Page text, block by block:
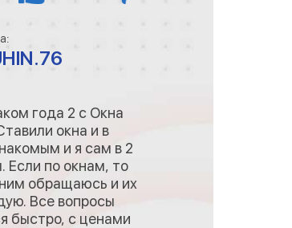
года 2 с Окна
окна и в
и я сам в 2
Если по окнам, то
обращаюсь и их
Все вопросы
быстро, с ценами